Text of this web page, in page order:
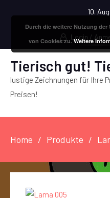
10.
Login /
Tierisch gut!
lustige Zeichnungen für Ihre
Preisen!
Home Produkte
Durch die weitere Nutzung
von Cookies zu.Weitere